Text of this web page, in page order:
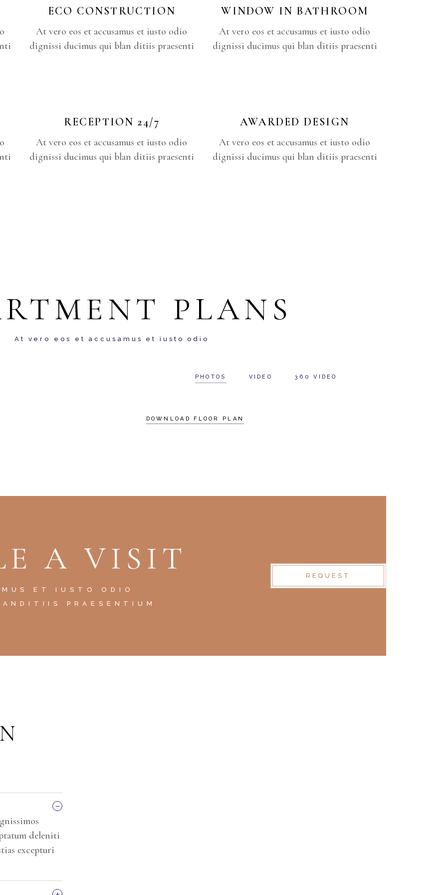
ECO CONSTRUCTION
At vero eos et accusamus et iusto odio
dignissi ducimus qui blan ditiis praesenti
WINDOW IN BATHROOM
At vero eos et accusamus et iusto odio
dignissi ducimus qui blan ditiis praesenti
RECEPTION 24/7
At vero eos et accusamus et iusto odio
dignissi ducimus qui blan ditiis praesenti
AWARDED DESIGN
At vero eos et accusamus et iusto odio
dignissi ducimus qui blan ditiis praesenti
PLANS
At vero eos et accusamus et iusto odio
PHOTOS VIDEO 360 VIDEO
DOWNLOAD FLOOR PLAN
A VISIT
ET IUSTO ODIO
PRAESENTIUM
REQUEST
_
deleniti
excepturi
+